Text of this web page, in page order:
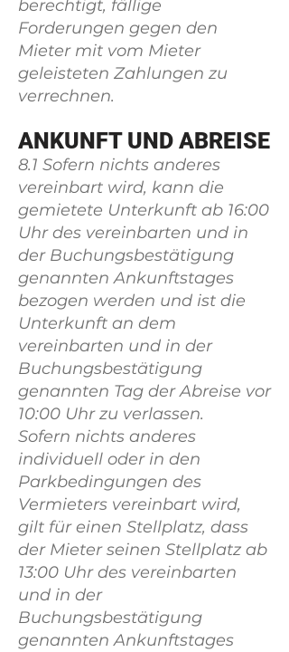
berechtigt, fällige
Forderungen gegen den
Mieter mit vom Mieter
geleisteten Zahlungen zu
verrechnen.
ANKUNFT UND ABREISE
8.1 Sofern nichts anderes
vereinbart wird, kann die
gemietete Unterkunft ab 16:00
Uhr des vereinbarten und in
der Buchungsbestätigung
genannten Ankunftstages
bezogen werden und ist die
Unterkunft an dem
vereinbarten und in der
Buchungsbestätigung
genannten Tag der Abreise vor
10:00 Uhr zu verlassen.
Sofern nichts anderes
individuell oder in den
Parkbedingungen des
Vermieters vereinbart wird,
gilt für einen Stellplatz, dass
der Mieter seinen Stellplatz ab
13:00 Uhr des vereinbarten
und in der
Buchungsbestätigung
genannten Ankunftstages